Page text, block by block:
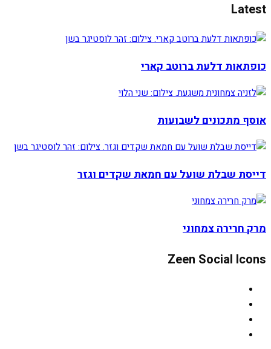
Latest
כופתאות דלעת ברוטב קארי
אוסף מתכונים לשבועות
דייסת שבלת שועל עם חמאת שקדים וגזר
מרק חרירה צמחוני
Zeen Social Icons